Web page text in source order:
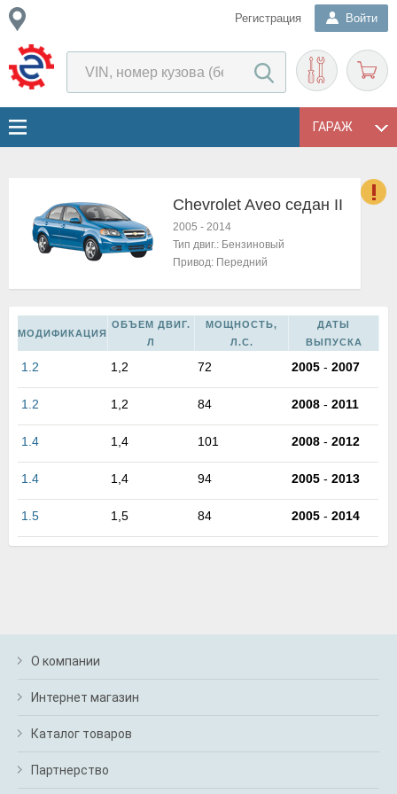
Регистрация Войти
ГАРАЖ
Chevrolet Aveo седан II
2005 - 2014
Тип двиг.: Бензиновый
Привод: Передний
МОДИФИКАЦИЯ
ОБЪЕМ ДВИГ.
Л
МОЩНОСТЬ,
Л.С.
ДАТЫ
ВЫПУСКА
1.2 1,2 72 2005 - 2007
1.2 1,2 84 2008 - 2011
1.4 1,4 101 2008 - 2012
1.4 1,4 94 2005 - 2013
1.5 1,5 84 2005 - 2014
О компании
Интернет магазин
Каталог товаров
Партнерство